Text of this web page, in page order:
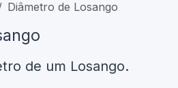
Diâmetro de Losango
de um Losango.